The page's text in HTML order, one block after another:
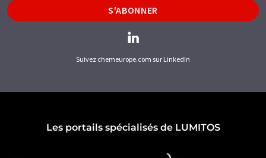
S'ABONNER
Suivez chemeurope.com sur LinkedIn
Les portails spécialisés de LUMITOS